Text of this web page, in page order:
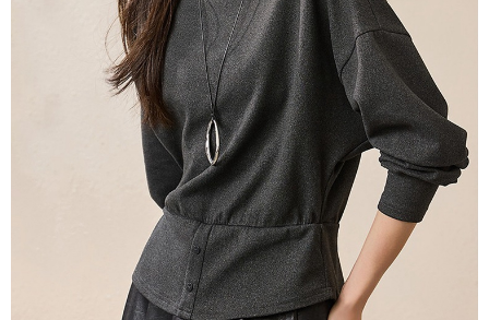
恩沛科技股份有限公司將有權停止該用戶之使用額度並採取法律行動。
國家/地區配送